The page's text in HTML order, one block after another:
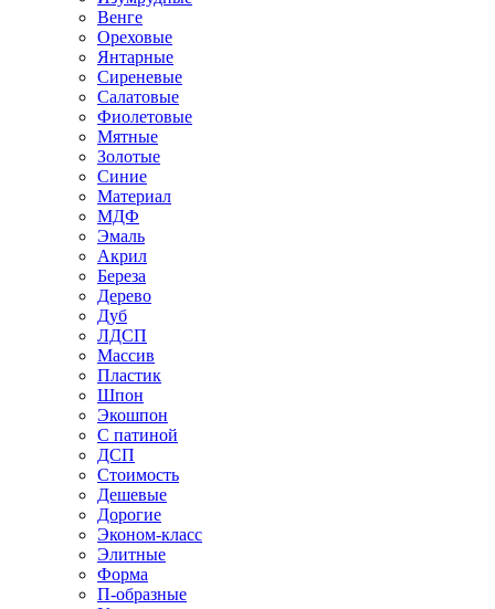
Венге
Ореховые
Янтарные
Сиреневые
Салатовые
Фиолетовые
Мятные
Золотые
Синие
Материал
МДФ
Эмаль
Акрил
Береза
Дерево
Дуб
ЛДСП
Массив
Пластик
Шпон
Экошпон
С патиной
ДСП
Стоимость
Дешевые
Дорогие
Эконом-класс
Элитные
Форма
П-образные